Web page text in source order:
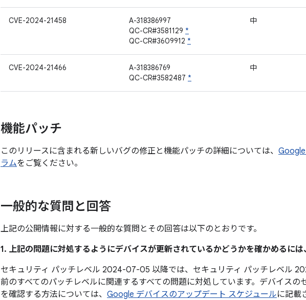
CVE-2024-21458
A-318386997
QC-CR#3581129 *
QC-CR#3609912 *
中
CVE-2024-21466
A-318386769
QC-CR#3582487 *
中
機能パッチ
このリリースに含まれる新しいバグの修正と機能パッチの詳細については、
ラムをご覧ください。
一般的な質問と回答
上記の公開情報に対する一般的な質問とその回答は以下のとおりです。
1. 上記の問題に対処するようにデバイスが更新されているかどうかを確かめるに
セキュリティ パッチレベル 2024-07-05 以降では、セキュリティ パッチレベル
前のすべてのパッチレベルに関連するすべての問題に対処しています。デバイスの
を確認する方法については、 Google デバイスのアップデート スケジュールに記載